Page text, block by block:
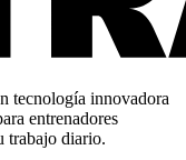
tecnología innovadora
entrenadores
trabajo diario.